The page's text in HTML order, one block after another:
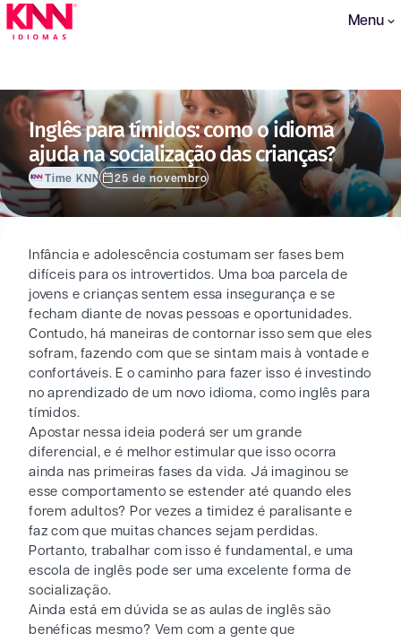
Menu
Inglês para tímidos: como o idioma
ajuda na socialização das crianças?
Time KNN 25 de novembro
Infância e adolescência costumam ser fases bem
difíceis para os introvertidos. Uma boa parcela de
jovens e crianças sentem essa insegurança e se
fecham diante de novas pessoas e oportunidades.
Contudo, há maneiras de contornar isso sem que eles
sofram, fazendo com que se sintam mais à vontade e
confortáveis. E o caminho para fazer isso é investindo
no aprendizado de um novo idioma, como inglês para
tímidos.
Apostar nessa ideia poderá ser um grande
diferencial, e é melhor estimular que isso ocorra
ainda nas primeiras fases da vida. Já imaginou se
esse comportamento se estender até quando eles
forem adultos? Por vezes a timidez é paralisante e
faz com que muitas chances sejam perdidas.
Portanto, trabalhar com isso é fundamental, e uma
escola de inglês pode ser uma excelente forma de
socialização.
Ainda está em dúvida se as aulas de inglês são
benéficas mesmo? Vem com a gente que